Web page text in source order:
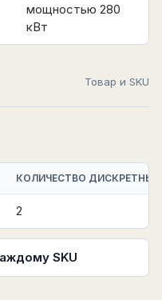
мощностью 280
кВт
Товар и SKU
КОЛИЧЕСТВО
2
SKU